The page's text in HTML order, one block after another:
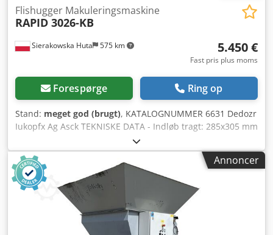
Sierakowska Huta 575 km
Flishugger Makuleringsmaskine
RAPID 3026-KB
5.450 €
Fast pris plus moms
Forespørge Ring op
Stand: meget god (brugt), KATALOGNUMMER 6631 Dedozr
Iukopfx Ag Asck TEKNISKE DATA - Indløb tragt: 285x305 mm
- Motor: 7,35 kW - Antal knive: 3 stk + 2 modknive -
Knivstørrelse: 300x75 mm - Sold (2 typer): 10 mm, 8 mm -
Udsugningsstuds diameter: 100 mm - Dimensioner (L/B/H):
1070x900x1980 mm - Vægt: 613 kg FORDELE – Svensk
produktion – Ekstra sold medfølger – Meget god stand –
Brugte flishugger Nettopris: 22.900 PLN Nettopris: 5.450
EUR Nettopris beregnet ud fra kurs 4,2 PLN/EUR (ved
større kursudsving kan prisen ændres)
Annoncer